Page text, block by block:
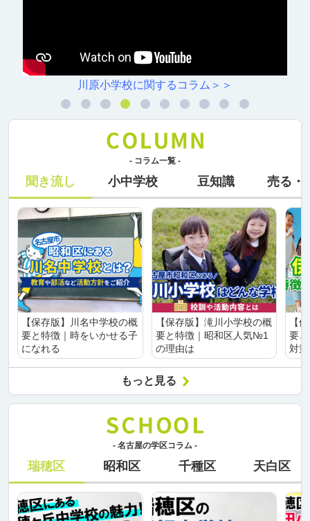
川原小学校に関するコラム＞＞
- コラム一覧 -
聞き流し 小中学校 豆知識 売る・
【保存版】川名中学校の概
要と特徴｜時をいかせる子
になれる
【保存版】滝川小学校の概
要と特徴｜昭和区人気№1
の理由は
【
要
対
もっと見る
- 名古屋の学区コラム -
瑞穂区 昭和区 千種区 天白区